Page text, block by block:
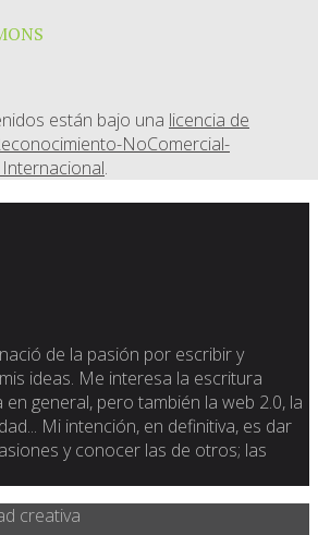
están bajo una licencia de
NoComercial-
.
de la pasión por escribir y
ideas. Me interesa la escritura
general, pero también la web 2.0, la
Mi intención, en definitiva, es dar
y conocer las de otros; las
creativa